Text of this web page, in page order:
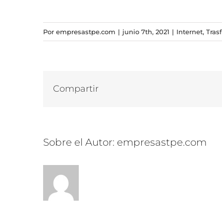
Por empresastpe.com | junio 7th, 2021 | Internet,
Compartir
Sobre el Autor: empresastpe.com